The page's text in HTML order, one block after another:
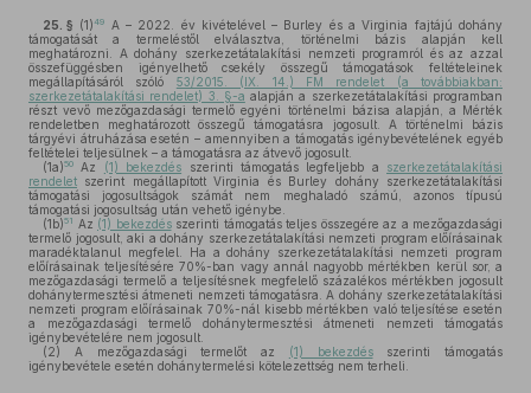
25. § (1)49
A – 2022. év kivételével – Burley és a Virginia fajtájú dohány
támogatását a termeléstől elválasztva, történelmi bázis alapján kell
meghatározni. A dohány szerkezetátalakítási nemzeti programról és az azzal
összefüggésben igényelhető csekély összegű támogatások feltételeinek
megállapításáról szóló 53/2015. (IX. 14.) FM rendelet (a továbbiakban:
szerkezetátalakítási rendelet) 3. §-a alapján a szerkezetátalakítási programban
részt vevő mezőgazdasági termelő egyéni történelmi bázisa alapján, a Mérték
rendeletben meghatározott összegű támogatásra jogosult. A történelmi bázis
tárgyévi átruházása esetén – amennyiben a támogatás igénybevételének egyéb
feltételei teljesülnek – a támogatásra az átvevő jogosult.
(1a)50 Az (1) bekezdés szerinti támogatás legfeljebb a szerkezetátalakítási
rendelet szerint megállapított Virginia és Burley dohány szerkezetátalakítási
támogatási jogosultságok számát nem meghaladó számú, azonos típusú
támogatási jogosultság után vehető igénybe.
(1b)51 Az (1) bekezdésszerinti támogatás teljes összegére az a mezőgazdasági
termelő jogosult, aki a dohány szerkezetátalakítási nemzeti program előírásainak
maradéktalanul megfelel. Ha a dohány szerkezetátalakítási nemzeti program
előírásainak teljesítésére 70%-ban vagy annál nagyobb mértékben kerül sor, a
mezőgazdasági termelő a teljesítésnek megfelelő százalékos mértékben jogosult
dohánytermesztési átmeneti nemzeti támogatásra. A dohány szerkezetátalakítási
nemzeti program előírásainak 70%-nál kisebb mértékben való teljesítése esetén
a mezőgazdasági termelő dohánytermesztési átmeneti nemzeti támogatás
igénybevételére nem jogosult.
(2) A mezőgazdasági termelőt az (1) bekezdésszerinti támogatás
igénybevétele esetén dohánytermelési kötelezettség nem terheli.